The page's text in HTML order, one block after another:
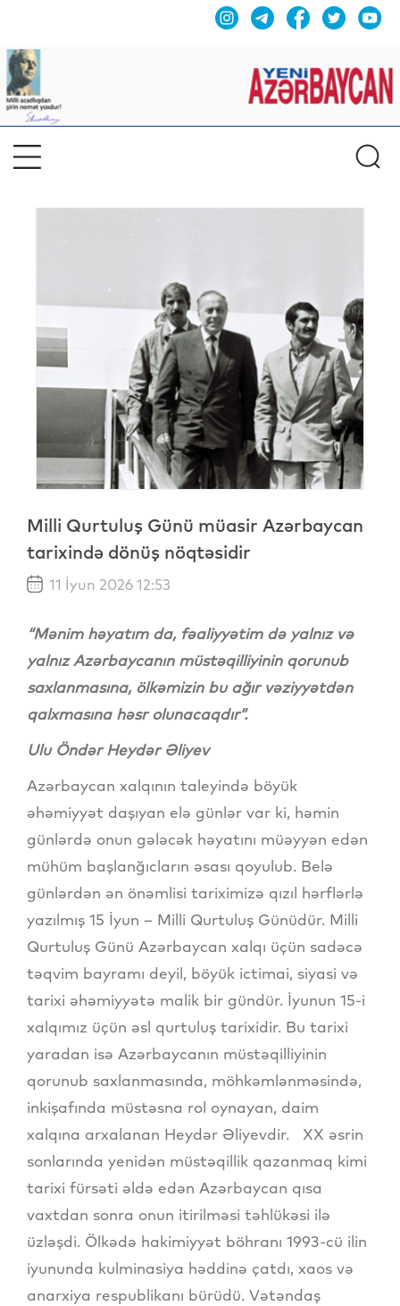
Milli Qurtuluş Günü müasir Azərbaycan
tarixində dönüş nöqtəsidir
11 İyun 2026 12:53
“Mənim həyatım da, fəaliyyətim də yalnız və
yalnız Azərbaycanın müstəqilliyinin qorunub
saxlanmasına, ölkəmizin bu ağır vəziyyətdən
qalxmasına həsr olunacaqdır”.
Ulu Öndər Heydər Əliyev
Azərbaycan xalqının taleyində böyük
əhəmiyyət daşıyan elə günlər var ki, həmin
günlərdə onun gələcək həyatını müəyyən edən
mühüm başlanğıcların əsası qoyulub. Belə
günlərdən ən önəmlisi tariximizə qızıl hərflərlə
yazılmış 15 İyun – Milli Qurtuluş Günüdür. Milli
Qurtuluş Günü Azərbaycan xalqı üçün sadəcə
təqvim bayramı deyil, böyük ictimai, siyasi və
tarixi əhəmiyyətə malik bir gündür. İyunun 15-i
xalqımız üçün əsl qurtuluş tarixidir. Bu tarixi
yaradan isə Azərbaycanın müstəqilliyinin
qorunub saxlanmasında, möhkəmlənməsində,
inkişafında müstəsna rol oynayan, daim
xalqına arxalanan Heydər Əliyevdir. XX əsrin
sonlarında yenidən müstəqillik qazanmaq kimi
tarixi fürsəti əldə edən Azərbaycan qısa
vaxtdan sonra onun itirilməsi təhlükəsi ilə
üzləşdi. Ölkədə hakimiyyət böhranı 1993-cü ilin
iyununda kulminasiya həddinə çatdı, xaos və
anarxiya respublikanı bürüdü. Vətəndaş